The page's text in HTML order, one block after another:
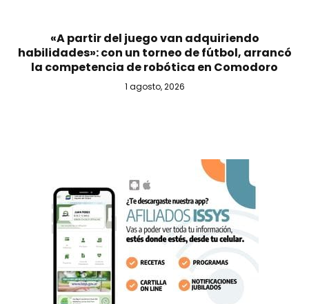
«A partir del juego van adquiriendo
habilidades»: con un torneo de fútbol, arrancó
la competencia de robótica en Comodoro
1 agosto, 2026